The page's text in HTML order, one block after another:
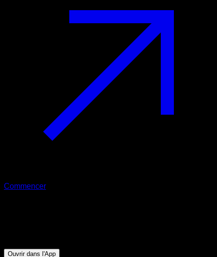
Commencer
Ouvrir dans l'App